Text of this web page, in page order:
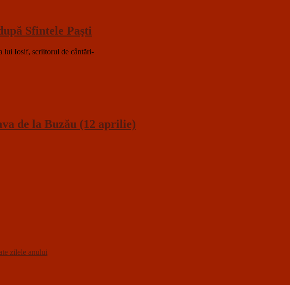
Sfintele Paşti
lui Iosif, scriitorul de cântări-
de la Buzău (12 aprilie)
zilele anului